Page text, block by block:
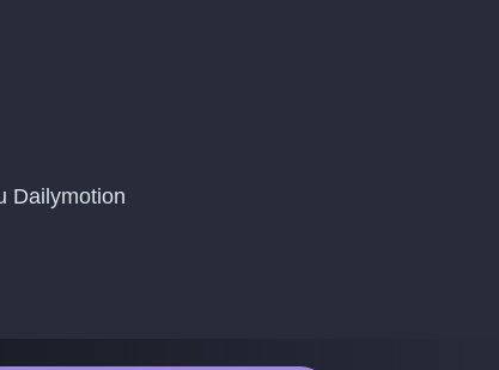
Dailymotion